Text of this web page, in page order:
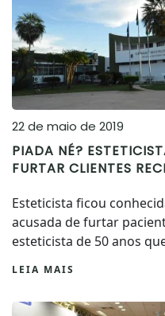
22 de maio de 2019
PIADA NÉ?
FURTAR CLIENTES
Esteticista ficou
acusada de furtar
esteticista de 50 anos
LEIA MAIS